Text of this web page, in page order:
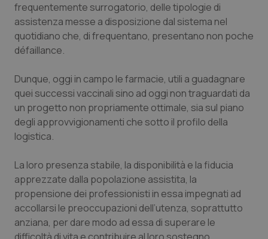
frequentemente surrogatorio, delle tipologie di
assistenza messe a disposizione dal sistema nel
quotidiano che, di frequentano, presentano non poche
défaillance.
Dunque, oggi in campo le farmacie, utili a guadagnare
quei successi vaccinali sino ad oggi non traguardati da
un progetto non propriamente ottimale, sia sul piano
degli approvvigionamenti che sotto il profilo della
logistica.
La loro presenza stabile, la disponibilità e la fiducia
apprezzate dalla popolazione assistita, la
propensione dei professionisti in essa impegnati ad
accollarsi le preoccupazioni dell’utenza, soprattutto
anziana, per dare modo ad essa di superare le